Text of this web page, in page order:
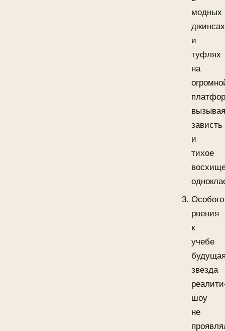
модных
джинсах
и
туфлях
на
зависть
и
тихое
Особого
рвения
к
учебе
звезда
шоу
не